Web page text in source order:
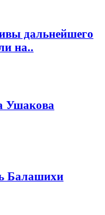
дальнейшего
на..
Ушакова
Балашихи